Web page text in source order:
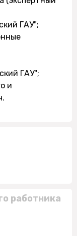
ГАУ";
ГАУ";
и
работника